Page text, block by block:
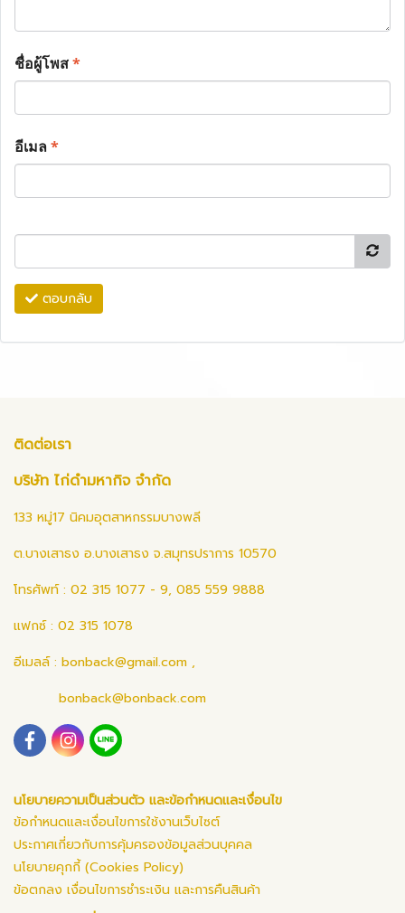
ชื่อผู้โพส*
อีเมล*
ตอบกลับ
ติดต่อเรา
บริษัท ไก่ดำมหากิจ จำกัด
133 หมู่17 นิคมอุตสาหกรรมบางพลี
ต.บางเสาธง อ.บางเสาธง จ.สมุทรปราการ 10570
โทรศัพท์ : 02 315 1077 - 9, 085 559 9888
แฟกซ์ : 02 315 1078
อีเมลล์ : bonback@gmail.com ,
bonback@bonback.com
นโยบายความเป็นส่วนตัว และข้อกำหนดและเงื่อนไข
ข้อกำหนดและเงื่อนไขการใช้งานเว็บไซต์
ประกาศเกี่ยวกับการคุ้มครองข้อมูลส่วนบุคคล
นโยบายคุกกี้ (Cookies Policy)
ข้อตกลง เงื่อนไขการชำระเงิน และการคืนสินค้า